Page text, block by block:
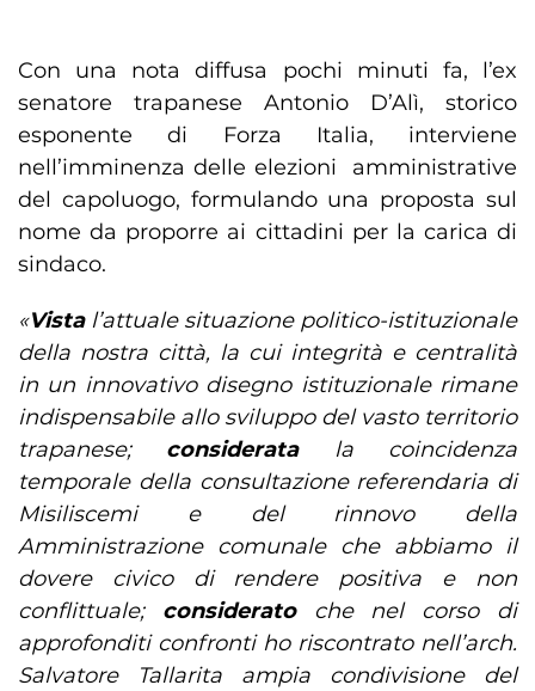
Con una nota diffusa pochi minuti fa, l’ex
senatore trapanese Antonio D’Alì, storico
esponente di Forza Italia, interviene
nell’imminenza delle elezioni amministrative
del capoluogo, formulando una proposta sul
nome da proporre ai cittadini per la carica di
sindaco.
«Vistal’attuale situazione politico-istituzionale
della nostra città, la cui integrità e centralità
in un innovativo disegno istituzionale rimane
indispensabile allo sviluppo del vasto territorio
trapanese; consideratala coincidenza
temporale della consultazione referendaria di
Misiliscemi e del rinnovo della
Amministrazione comunale che abbiamo il
dovere civico di rendere positiva e non
conflittuale; consideratoche nel corso di
approfonditi confronti ho riscontrato nell’arch.
Salvatore Tallarita ampia condivisione del